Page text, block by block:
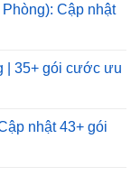
Cập nhật
| 35+ gói cước ưu
nhật 43+ gói